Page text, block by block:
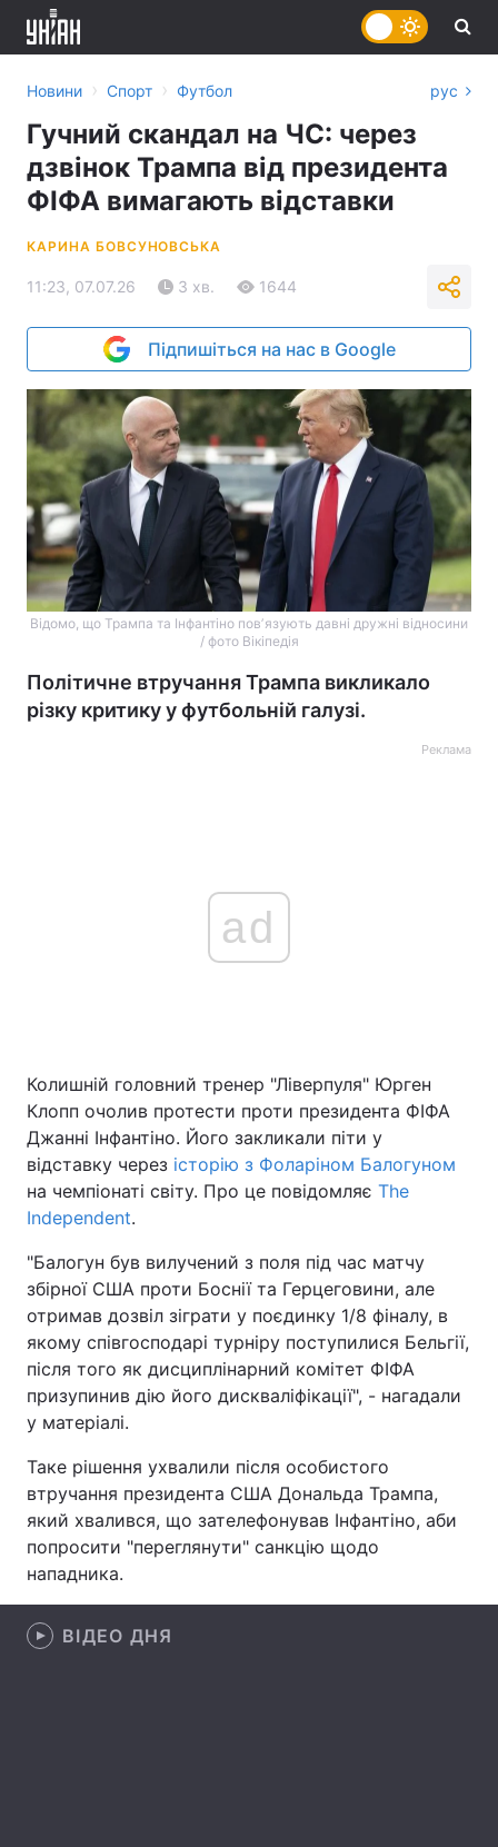
Головна Війна
Україна Політика
Економіка Світ
Техно і зв'язок Лайт
Зброя Інциденти
Туризм
Цікавинки
Екологія Регіони
Лонгріди
Інтерв'ю
Новини › Спорт › Футбол рус
Гучний скандал на ЧС: через
дзвінок Трампа від президента
ФІФА вимагають відставки
КАРИНА БОВСУНОВСЬКА
11:23, 07.07.26 3 хв. 1644
Підпишіться на нас в Google
Відомо, що Трампа та Інфантіно повʼязують давні дружні відносини
/ фото Вікіпедія
Політичне втручання Трампа викликало
різку критику у футбольній галузі.
Реклама
ad
Колишній головний тренер "Ліверпуля" Юрген
Клопп очолив протести проти президента ФІФА
Джанні Інфантіно. Його закликали піти у
відставку через історію з Фоларіном Балогуном
на чемпіонаті світу. Про це повідомляє The
Independent.
"Балогун був вилучений з поля під час матчу
збірної США проти Боснії та Герцеговини, але
отримав дозвіл зіграти у поєдинку 1/8 фіналу, в
якому співгосподарі турніру поступилися Бельгії,
після того як дисциплінарний комітет ФІФА
призупинив дію його дискваліфікації", - нагадали
у матеріалі.
Таке рішення ухвалили після особистого
втручання президента США Дональда Трампа,
який хвалився, що зателефонував Інфантіно, аби
попросити "переглянути" санкцію щодо
нападника.
ВІДЕО ДНЯ